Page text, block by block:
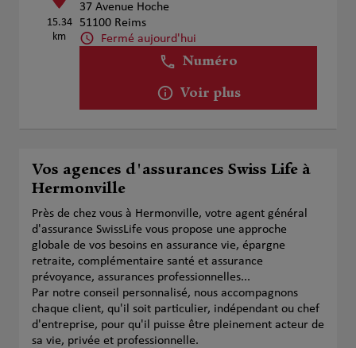
15.34
km
37 Avenue Hoche
51100 Reims
Fermé aujourd'hui
Numéro
Voir plus
Vos agences d'assurances Swiss Life à
Hermonville
Près de chez vous à Hermonville, votre agent général
d'assurance SwissLife vous propose une approche
globale de vos besoins en assurance vie, épargne
retraite, complémentaire santé et assurance
prévoyance, assurances professionnelles...
Par notre conseil personnalisé, nous accompagnons
chaque client, qu'il soit particulier, indépendant ou chef
d'entreprise, pour qu'il puisse être pleinement acteur de
sa vie, privée et professionnelle.